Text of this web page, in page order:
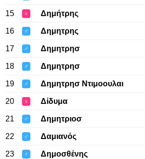
15 ♀ Δημήτρης
16 ♂ Δημητρης
17 ♂ Δημητρησ
18 ♂ Δημητρησ
19 ♂ Δημητρησ Ντιμοουλαι
20 ♀ Δίδυμα
21 ♂ Δημητριοσ
22 ♂ Δαμιανός
23 ♂ Δημοσθένης